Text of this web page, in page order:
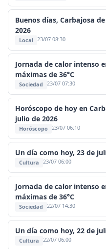
Buenos días, Carbajosa
2026
Local 23/07 08:30
Jornada de calor intenso
máximas de 36°C
Sociedad 23/07 07:30
Horóscopo de hoy en
julio de 2026
Horóscopo 23/07 06:10
Un día como hoy, 23 de
Cultura 23/07 06:00
Jornada de calor intenso
máximas de 36°C
Sociedad 22/07 14:30
Un día como hoy, 22 de
Cultura 22/07 06:00